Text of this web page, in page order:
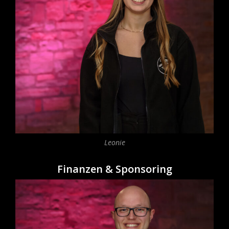
Leonie
Finanzen & Sponsoring